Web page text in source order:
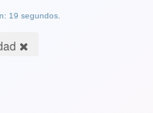
19 segundos.